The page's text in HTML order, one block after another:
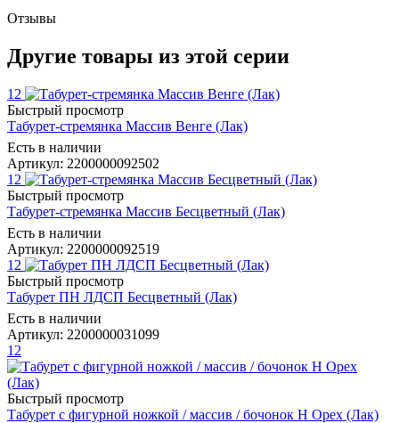
Отзывы
Другие товары из этой серии
12
Быстрый просмотр
Табурет-стремянка Массив Венге (Лак)
Есть в наличии
Артикул: 2200000092502
12
Быстрый просмотр
Табурет-стремянка Массив Бесцветный (Лак)
Есть в наличии
Артикул: 2200000092519
12
Быстрый просмотр
Табурет ПН ЛДСП Бесцветный (Лак)
Есть в наличии
Артикул: 2200000031099
12
Быстрый просмотр
Табурет с фигурной ножкой / массив / бочонок Н Орех (Лак)